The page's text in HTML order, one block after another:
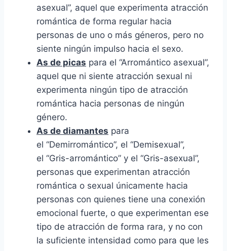
asexual”, aquel que experimenta atracción
romántica de forma regular hacia
personas de uno o más géneros, pero no
siente ningún impulso hacia el sexo.
As de picas para el “Arromántico asexual”,
aquel que ni siente atracción sexual ni
experimenta ningún tipo de atracción
romántica hacia personas de ningún
género.
As de diamantes para
el “Demirromántico”, el “Demisexual”,
el “Gris-arromántico” y el “Gris-asexual”,
personas que experimentan atracción
romántica o sexual únicamente hacia
personas con quienes tiene una conexión
emocional fuerte, o que experimentan ese
tipo de atracción de forma rara, y no con
la suficiente intensidad como para que les